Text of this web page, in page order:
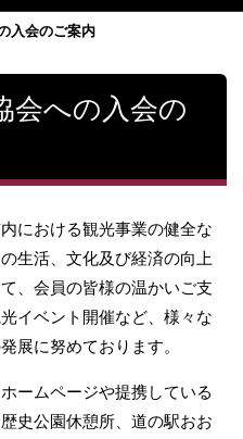
入会のご案内
会への入会の
における観光事業の健全な
生活、文化及び経済の向上
、会員の皆様の温かいご支
イベント開催など、様々な
展に努めております。
ームページや提携している
史公園休憩所、道の駅おお